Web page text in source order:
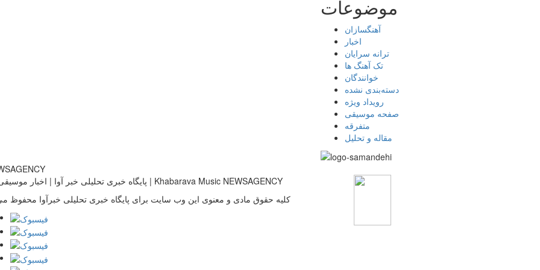
موضوعات
آهنگسازان
اخبار
ترانه سرایان
تک آهنگ ها
خوانندگان
دسته‌بندی نشده
رویداد ویژه
صفحه موسیقی
متفرقه
مقاله و تحلیل
پایگاه خبری تحلیلی خبر آوا | اخبار موسیقی ایران | Khabarava Music NEWSAGENCY
کلیه حقوق مادی و معنوی این وب سایت برای پایگاه خبری تحلیلی خبرآوا محفوظ